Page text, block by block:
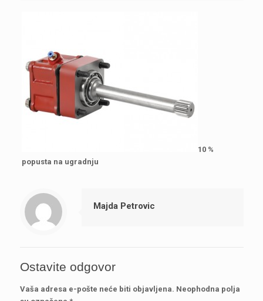
10 %
popusta na ugradnju
Majda Petrovic
Ostavite odgovor
Vaša adresa e-pošte neće biti objavljena. Neophodna polja